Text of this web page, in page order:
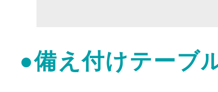
●備え付けテーブ